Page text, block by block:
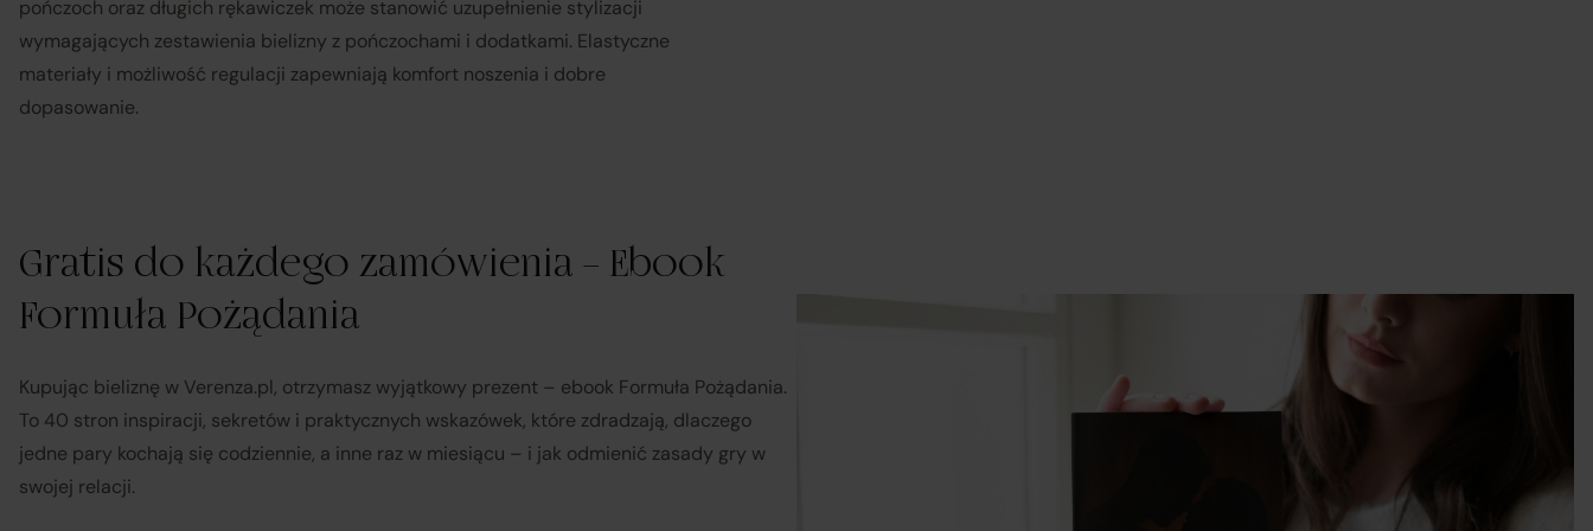
pończoch oraz długich rękawiczek może stanowić uzupełnienie stylizacji
wymagających zestawienia bielizny z pończochami i dodatkami. Elastyczne
materiały i możliwość regulacji zapewniają komfort noszenia i dobre
dopasowanie.
Gratis do każdego zamówienia – Ebook
Formuła Pożądania
Kupując bieliznę w Verenza.pl, otrzymasz wyjątkowy prezent – ebook Formuła Pożądania.
To 40 stron inspiracji, sekretów i praktycznych wskazówek, które zdradzają, dlaczego
jedne pary kochają się codziennie, a inne raz w miesiącu – i jak odmienić zasady gry w
swojej relacji.
świadczonych przez siebie usług pośrednictwa;
obsługuje odstąpienie od umowy pośrednictwa;
koordynuje proces odstąpienia od umowy sprzedaży
Sprzedawcy (Zewnętrzni przedsiębiorcy):
są odpowiedzialni za prawidłową realizację umów sprzedaży, w